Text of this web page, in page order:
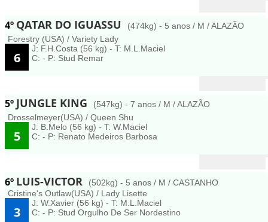
4º QATAR DO IGUASSU
(474kg) - 5 anos / M / ALAZÃO
Forestry (USA) / Variety Lady
6
J: F.H.Costa (56 kg) - T: M.L.Maciel
C: - P: Stud Remar
5º JUNGLE KING
(547kg) - 7 anos / M / ALAZÃO
Drosselmeyer(USA) / Queen Shu
5
J: B.Melo (56 kg) - T: W.Maciel
C: - P: Renato Medeiros Barbosa
6º LUIS-VICTOR
(502kg) - 5 anos / M / CASTANHO
Cristine's Outlaw(USA) / Lady Lisette
3
J: W.Xavier (56 kg) - T: M.L.Maciel
C: - P: Stud Orgulho De Ser Nordestino